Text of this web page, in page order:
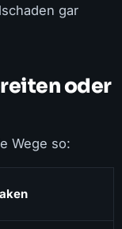
gar
oder
Wege so: